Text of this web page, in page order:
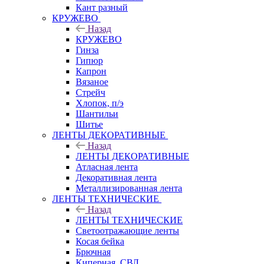
Кант разный
КРУЖЕВО
Назад
КРУЖЕВО
Гинза
Гипюр
Капрон
Вязаное
Стрейч
Хлопок, п/э
Шантильи
Шитье
ЛЕНТЫ ДЕКОРАТИВНЫЕ
Назад
ЛЕНТЫ ДЕКОРАТИВНЫЕ
Атласная лента
Декоративная лента
Металлизированная лента
ЛЕНТЫ ТЕХНИЧЕСКИЕ
Назад
ЛЕНТЫ ТЕХНИЧЕСКИЕ
Светоотражающие ленты
Косая бейка
Брючная